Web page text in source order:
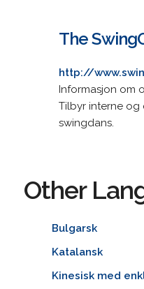
The
http://
Informasjon om
Tilbyr interne og
swingdans.
Other
Bulgarsk
Katalansk
Kinesisk med